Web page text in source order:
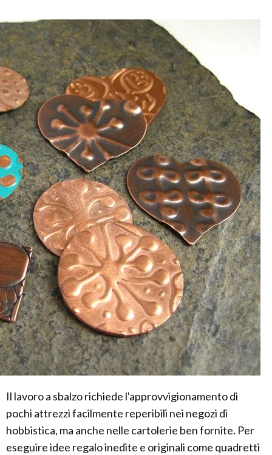
Il lavoro a sbalzo richiede l'approvvigionamento di
pochi attrezzi facilmente reperibili nei negozi di
hobbistica, ma anche nelle cartolerie ben fornite. Per
eseguire idee regalo inedite e originali come quadretti